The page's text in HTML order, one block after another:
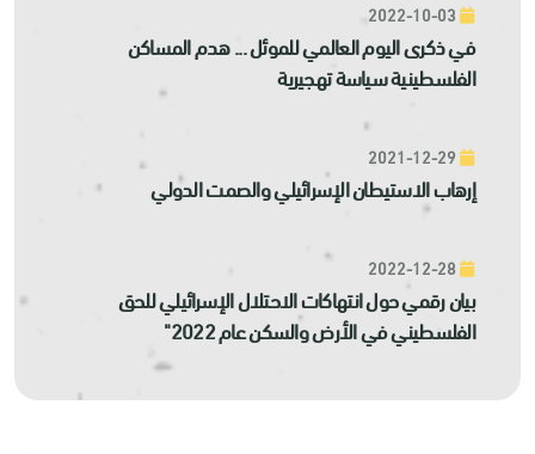
في ذكرى اليوم العالمي للموئل ... هدم المساكن
الفلسطينية سياسة تهجيرية
إرهاب الاستيطان الإسرائيلي والصمت الدولي
بيان رقمي حول انتهاكات الاحتلال الإسرائيلي للحق
الفلسطيني في الأرض والسكن عام 2022"